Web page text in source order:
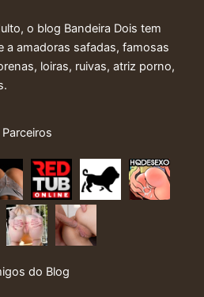
o blog Bandeira Dois tem
a amadoras safadas, famosas
loiras, ruivas, atriz porno,
Parceiros
do Blog